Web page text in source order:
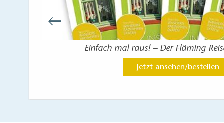
Einfach mal raus! – Der Fläming
Jetzt ansehen/bestellen